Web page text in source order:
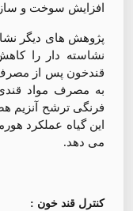
افزایش سوخت و
پژوهش های دیگر
نشاسته دار را
قندخون پس از مصرف
به مصرف مواد
فرنگی ترشح آنزیم
این گیاه عملکرد
می دهد.
کنترل قند خون :